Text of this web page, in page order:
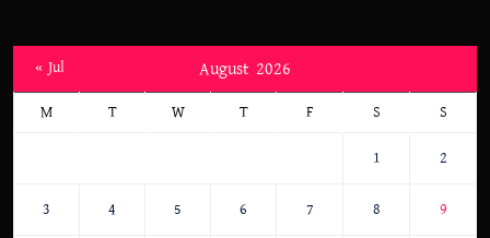
August 2026
M T W T F S S
1 2
3 4 5 6 7 8 9
« Jul